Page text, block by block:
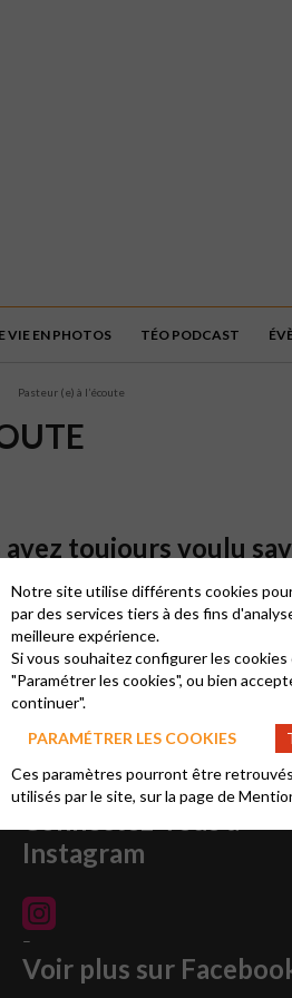
VIE EN PHOTOS TÉO PODCAST
Pasteur (e) à l’écoute
toujours voulu
:cliquer ici
Instagram
–
Voir plus sur
Notre site utilise différents cookies
par des services tiers à des fins
meilleure expérience.
Si vous souhaitez configurer les
"Paramétrer les cookies", ou bien
continuer".
PARAMÉTRER LES COOKIES
Ces paramètres pourront être
utilisés par le site, sur la page de